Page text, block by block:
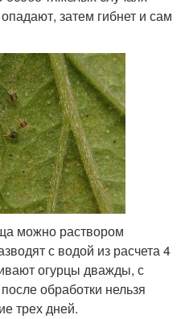
затем гибнет и сам
можно раствором
с водой из расчета 4
огурцы дважды, с
обработки нельзя
трех дней.